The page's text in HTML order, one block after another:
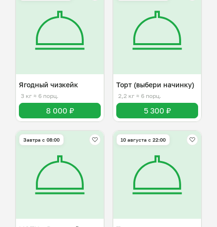
Ягодный чизкейк
3 кг ≈ 6 порц.
8 000 ₽
Торт (выбери начинку)
2,2 кг ≈ 6 порц.
5 300 ₽
Завтра c 08:00 10 августа с 22:00